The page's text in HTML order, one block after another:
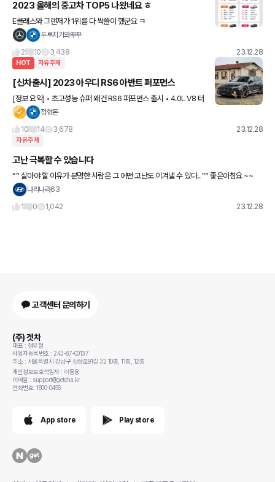
2023 올해의 중고차 TOP5 나왔네요 ㅎ
E클래스와 그랜저가 1위를 다 싹쓸이 했군요 ㅋ
두루치기와뿌꾸
2
10 3,438 23.12.28
HOT 자유주제
[신차출시] 2023 아우디 RS6 아반트 퍼포먼스
[정보 요약] • 초고성능 슈퍼 왜건 RS6 퍼포먼스 출시 • 4.0L V8 터
보 가솔린 • 터보 부스트 압력 개선 (출력 증대) • 630마력 / 86.68
정형돈
10
14 3,678 23.12.28
자유주제
고난 극복할 수 있습니다
“” 살아야 할 이유가 분명한 사람은 그 어떤 고난도 이겨낼 수 있다.. “” 좋은아침요 ~~
나리나라63
1
0 1,042 23.12.28
고객센터 문의하기
(주) 겟차
대표 : 정유철
사업자등록번호 : 243-87-00137
주소 : 서울특별시 강남구 삼성로91길 32 10층, 11층, 12층
개인정보보호책임자 : 이동용
이메일 : support@getcha.kr
전화번호: 1800-0456
App store Play store